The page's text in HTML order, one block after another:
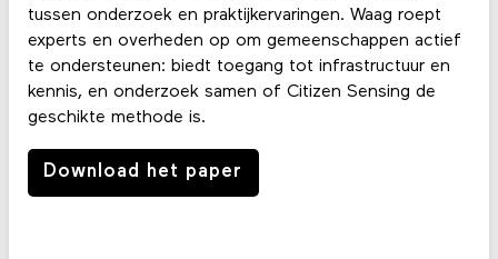
tussen onderzoek en praktijkervaringen. Waag roept
experts en overheden op om gemeenschappen actief
te ondersteunen: biedt toegang tot infrastructuur en
kennis, en onderzoek samen of Citizen Sensing de
geschikte methode is.
Download het paper